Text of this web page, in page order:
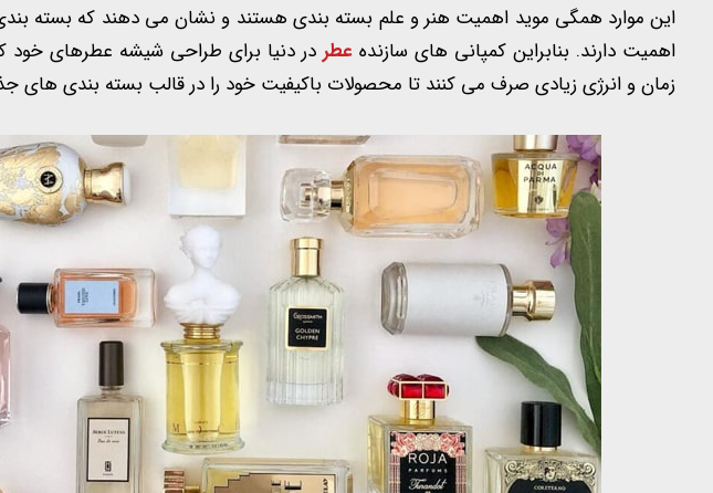
این موارد همگی موید اهمیت هنر و علم بسته بندی هستند و نشان می دهند که بسته
اهمیت دارند. بنابراین کمپانی های سازنده عطردر دنیا برای طراحی شیشه عطرهای خود
زمان و انرژی زیادی صرف می کنند تا محصولات باکیفیت خود را در قالب بسته بندی های